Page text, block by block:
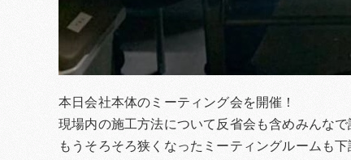
本日会社本体のミーティング会を開催！
現場内の施工方法について反省会も含めみんなで
もうそろそろ狭くなったミーティングルームも